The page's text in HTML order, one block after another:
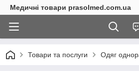
Медичні товари prasolmed.com.ua
Товари та послуги Одяг